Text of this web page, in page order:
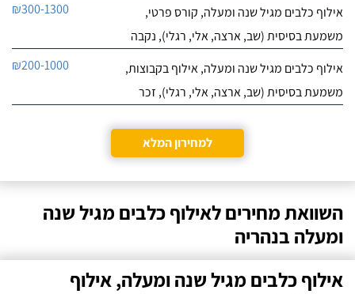
אילוף כלבים מגיל שנה ומעלה, קורס פרטי,
משמעת בסיסית (שב, ארצה, אלי, רגלי), נקבה
₪300-1300
אילוף כלבים מגיל שנה ומעלה, אילוף בקבוצות,
משמעת בסיסית (שב, ארצה, אלי, רגלי), זכר
₪200-1000
למחירון המלא
השוואת מחירים לאילוף כלבים מגיל שנה
ומעלה בנהריה
אילוף כלבים מגיל שנה ומעלה, אילוף